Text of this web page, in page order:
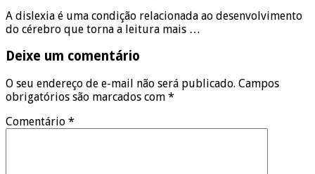
A dislexia é uma condição relacionada ao desenvolvimento
do cérebro que torna a leitura mais …
Deixe um comentário
O seu endereço de e-mail não será publicado. Campos
obrigatórios são marcados com *
Comentário *